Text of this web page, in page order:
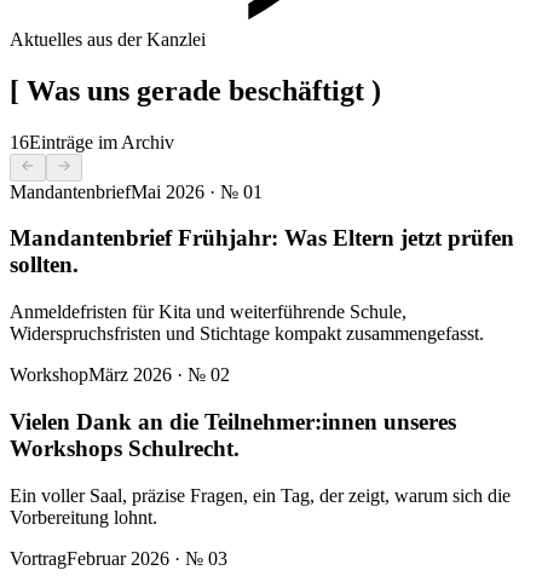
Aktuelles aus der Kanzlei
[ Was uns gerade beschäftigt )
16Einträge im Archiv
MandantenbriefMai 2026 · № 01
Mandantenbrief Frühjahr: Was Eltern jetzt prüfen
sollten.
Anmeldefristen für Kita und weiterführende Schule,
Widerspruchsfristen und Stichtage kompakt zusammengefasst.
WorkshopMärz 2026 · № 02
Vielen Dank an die Teilnehmer:innen unseres
Workshops Schulrecht.
Ein voller Saal, präzise Fragen, ein Tag, der zeigt, warum sich die
Vorbereitung lohnt.
VortragFebruar 2026 · № 03